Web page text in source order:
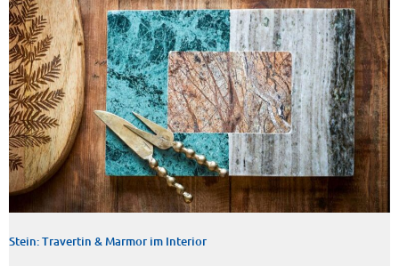
Stein: Travertin & Marmor im Interior